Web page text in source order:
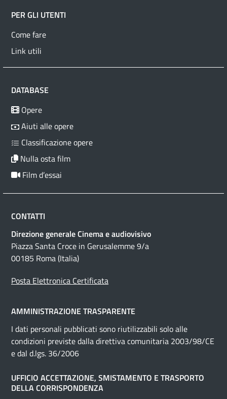
PER GLI UTENTI
Come fare
Link utili
DATABASE
Opere
Aiuti alle opere
Classificazione opere
Nulla osta film
Film d’essai
CONTATTI
Direzione generale Cinema e audiovisivo
Piazza Santa Croce in Gerusalemme 9/a
00185 Roma (Italia)
Posta Elettronica Certificata
AMMINISTRAZIONE TRASPARENTE
I dati personali pubblicati sono riutilizzabili solo alle
condizioni previste dalla direttiva comunitaria 2003/98/CE
e dal d.lgs. 36/2006
UFFICIO ACCETTAZIONE, SMISTAMENTO E TRASPORTO
DELLA CORRISPONDENZA